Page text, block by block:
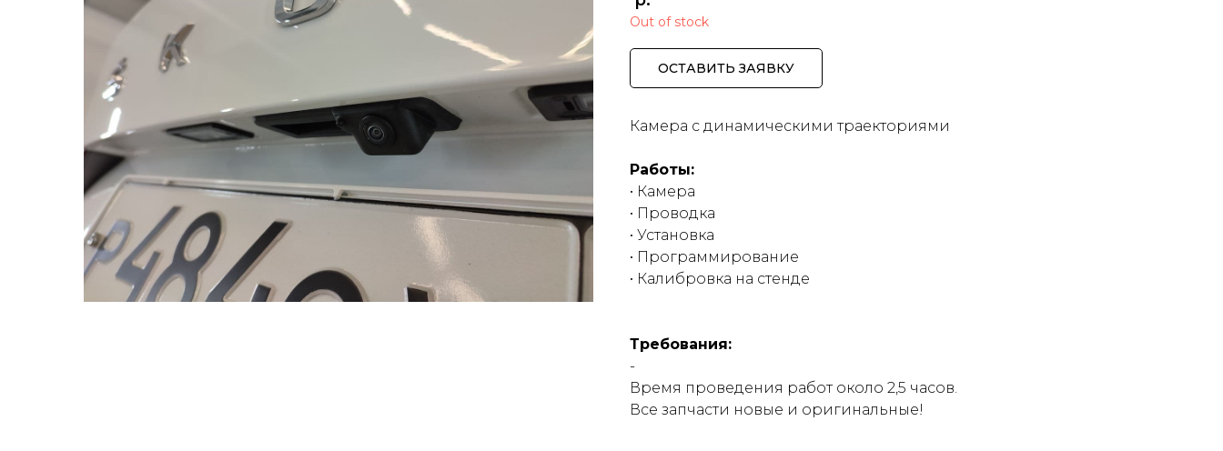
Out of stock
ОСТАВИТЬ ЗАЯВКУ
Камера с динамическими траекториями
Работы:
• Камера
• Проводка
• Установка
• Программирование
• Калибровка на стенде
Требования:
-
Время проведения работ около 2,5 часов.
Все запчасти новые и оригинальные!